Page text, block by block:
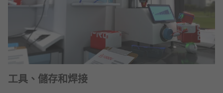
工具、儲存和焊接